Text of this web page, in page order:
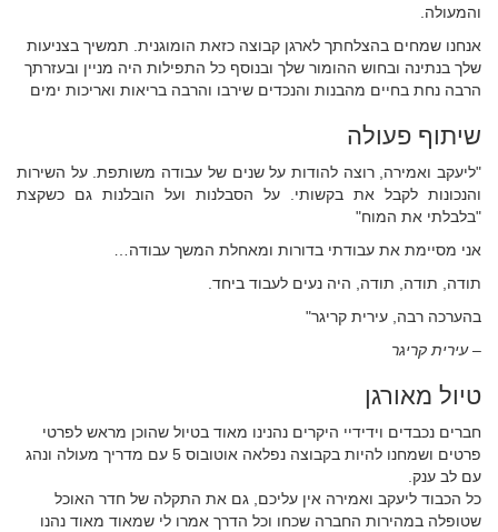
והמעולה.
אנחנו שמחים בהצלחתך לארגן קבוצה כזאת הומוגנית. תמשיך בצניעות
שלך בנתינה ובחוש ההומור שלך ובנוסף כל התפילות היה מניין ובעזרתך
הרבה נחת בחיים מהבנות והנכדים שירבו והרבה בריאות ואריכות ימים
שיתוף פעולה
"ליעקב ואמירה, רוצה להודות על שנים של עבודה משותפת. על השירות
והנכונות לקבל את בקשותי. על הסבלנות ועל הובלנות גם כשקצת
"בלבלתי את המוח"
אני מסיימת את עבודתי בדורות ומאחלת המשך עבודה…
תודה, תודה, תודה, היה נעים לעבוד ביחד.
בהערכה רבה, עירית קריגר"
– עירית קריגר
טיול מאורגן
חברים נכבדים וידידיי היקרים נהנינו מאוד בטיול שהוכן מראש לפרטי
פרטים ושמחנו להיות בקבוצה נפלאה אוטובוס 5 עם מדריך מעולה ונהג
עם לב ענק.
כל הכבוד ליעקב ואמירה אין עליכם, גם את התקלה של חדר האוכל
שטופלה במהירות החברה שכחו וכל הדרך אמרו לי שמאוד מאוד נהנו